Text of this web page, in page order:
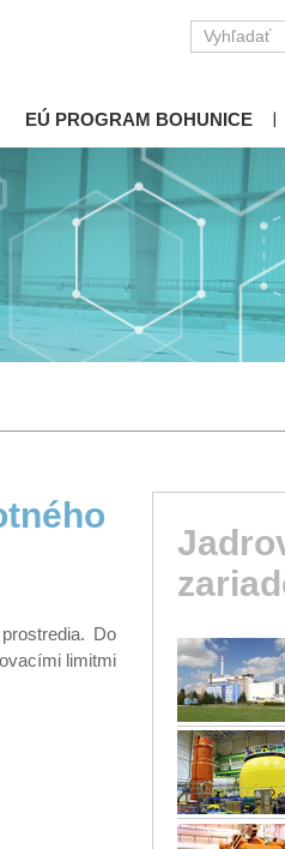
EÚ PROGRAM BOHUNICE
Do
limitmi